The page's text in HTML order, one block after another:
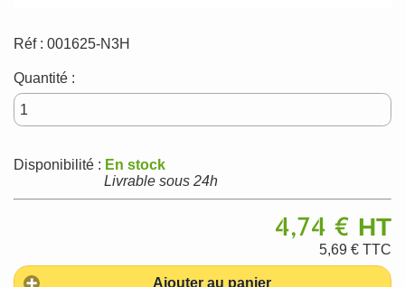
Réf : 001625-N3H
Quantité :
Disponibilité : En stock
Livrable sous 24h
4,74 € HT
5,69 € TTC
Ajouter au panier